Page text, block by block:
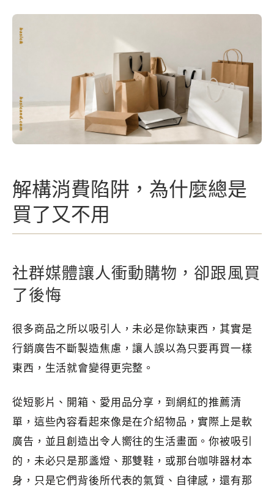
解構消費陷阱，為什麼總是
買了又不用
社群媒體讓人衝動購物，卻跟風買
了後悔
很多商品之所以吸引人，未必是你缺東西，其實是
行銷廣告不斷製造焦慮，讓人誤以為只要再買一樣
東西，生活就會變得更完整。
從短影片、開箱、愛用品分享，到網紅的推薦清
單，這些內容看起來像是在介紹物品，實際上是軟
廣告，並且創造出令人嚮往的生活畫面。你被吸引
的，未必只是那盞燈、那雙鞋，或那台咖啡器材本
身，只是它們背後所代表的氣質、自律感，還有那